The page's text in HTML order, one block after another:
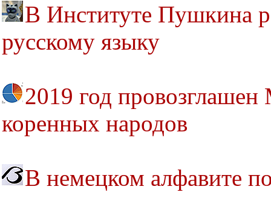
В Институте Пушкина
русскому языку
2019 год
коренных народов
В немецком алфавите